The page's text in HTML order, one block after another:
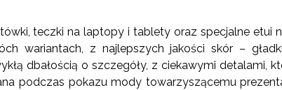
teczki na laptopy i tablety oraz specjalne etui
wariantach, z najlepszych jakości skór –
dbałością o szczegóły, z ciekawymi detalami,
podczas pokazu mody towarzyszącemu